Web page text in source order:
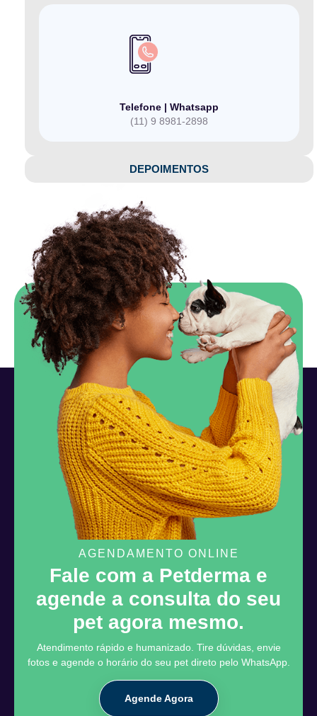
Telefone | Whatsapp
(11) 9 8981-2898
DEPOIMENTOS​
AGENDAMENTO ONLINE
Fale com a Petderma e
agende a consulta do seu
pet agora mesmo.
Atendimento rápido e humanizado. Tire dúvidas, envie
fotos e agende o horário do seu pet direto pelo WhatsApp.
Agende Agora